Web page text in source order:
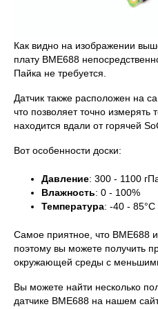
Как видно на изображении
плату BME688
Пайка не требуется.
Датчик также расположен на
что позволяет точно измерять
находится вдали от горячей
Вот особенности доски:
Давление: 300 - 1100
Влажность: 0 - 100%
Температура: -40 - 85°C
Самое приятное, что BME688
поэтому вы можете получить
окружающей среды с
Вы можете найти несколько
датчике BME688 на нашем